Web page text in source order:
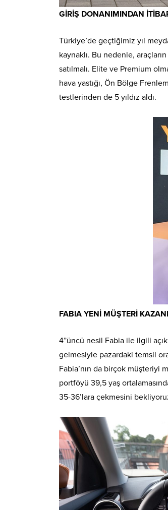
GİRİŞ DONANIMINDAN
Türkiye’de geçtiğimiz yıl
kaynaklı. Bu nedenle,
satılmalı. Elite ve Premium
hava yastığı, Ön Bölge
testlerinden de 5 yıldız aldı.
FABIA YENİ MÜŞTERİ
4”üncü nesil Fabia ile ilgili
gelmesiyle pazardaki temsil
Fabia’nın da birçok müşteriyi
portföyü 39,5 yaş
35-36’lara çekmesini